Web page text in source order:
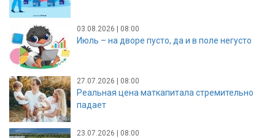
03.08.2026 | 08:00
Июль – на дворе пусто, да и в поле негусто
27.07.2026 | 08:00
Реальная цена маткапитала стремительно
падает
23.07.2026 | 08:00